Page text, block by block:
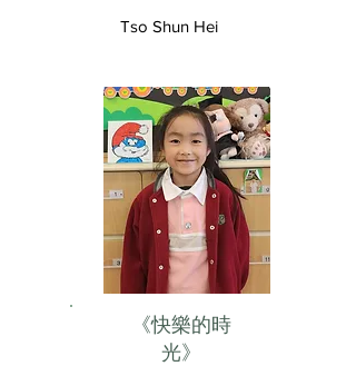
Tso Shun Hei
《快樂的時
光》